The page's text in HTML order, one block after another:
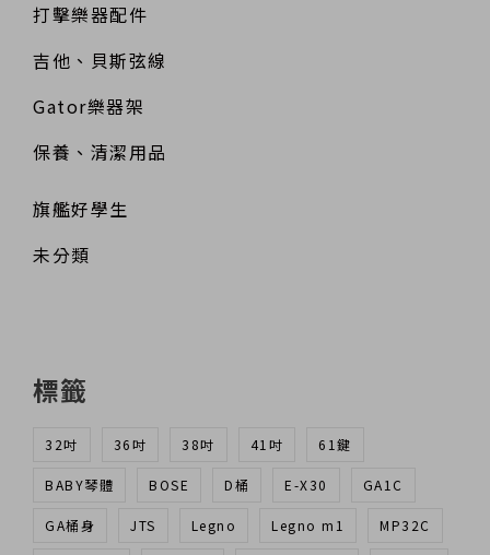
打擊樂器配件
吉他、貝斯弦線
Gator樂器架
保養、清潔用品
旗艦好學生
未分類
標籤
32吋 36吋 38吋 41吋 61鍵
BABY琴體 BOSE D桶 E-X30 GA1C
GA桶身 JTS Legno Legno m1 MP32C